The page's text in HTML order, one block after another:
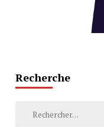
Recherche
Rechercher :